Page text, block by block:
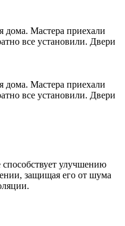
дома. Мастера приехали
все установили. Двери
дома. Мастера приехали
все установили. Двери
способствует улучшению
защищая его от шума